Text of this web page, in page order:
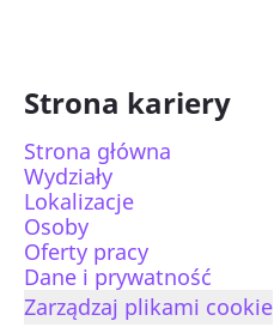
Strona kariery
Strona główna
Wydziały
Lokalizacje
Osoby
Oferty pracy
Dane i prywatność
Zarządzaj plikami cookie